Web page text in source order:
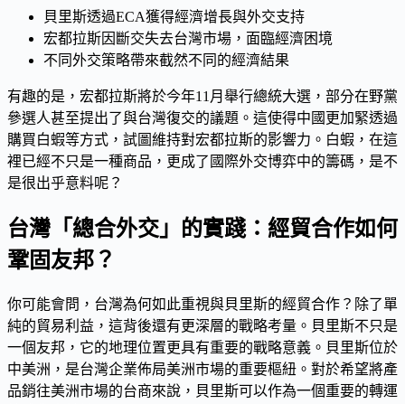
貝里斯透過ECA獲得經濟增長與外交支持
宏都拉斯因斷交失去台灣市場，面臨經濟困境
不同外交策略帶來截然不同的經濟結果
有趣的是，宏都拉斯將於今年11月舉行總統大選，部分在野黨
參選人甚至提出了與台灣復交的議題。這使得中國更加緊透過
購買白蝦等方式，試圖維持對宏都拉斯的影響力。白蝦，在這
裡已經不只是一種商品，更成了國際外交博弈中的籌碼，是不
是很出乎意料呢？
台灣「總合外交」的實踐：經貿合作如何
鞏固友邦？
你可能會問，台灣為何如此重視與貝里斯的經貿合作？除了單
純的貿易利益，這背後還有更深層的戰略考量。貝里斯不只是
一個友邦，它的地理位置更具有重要的戰略意義。貝里斯位於
中美洲，是台灣企業佈局美洲市場的重要樞紐。對於希望將產
品銷往美洲市場的台商來說，貝里斯可以作為一個重要的轉運